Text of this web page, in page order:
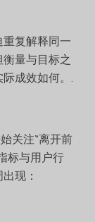
复解释同一
量与目标之
成效如何。.
关注“离开前
标与用户行
现：